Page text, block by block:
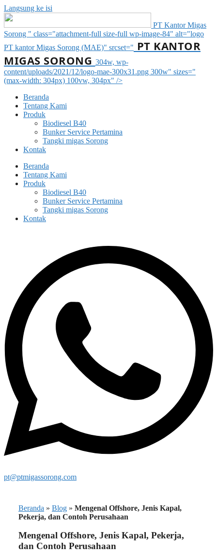
Langsung ke isi
PT Kantor Migas
Sorong " class="attachment-full size-full wp-image-84" alt="logo
PT kantor Migas Sorong (MAE)" srcset=" PT KANTOR
MIGAS SORONG 304w, wp-
content/uploads/2021/12/logo-mae-300x31.png 300w" sizes="
(max-width: 304px) 100vw, 304px" />
Beranda
Tentang Kami
Produk
Biodiesel B40
Bunker Service Pertamina
Tangki migas Sorong
Kontak
Beranda
Tentang Kami
Produk
Biodiesel B40
Bunker Service Pertamina
Tangki migas Sorong
Kontak
pt@ptmigassorong.com
Beranda » Blog » Mengenal Offshore, Jenis Kapal,
Pekerja, dan Contoh Perusahaan
Mengenal Offshore, Jenis Kapal, Pekerja,
dan Contoh Perusahaan